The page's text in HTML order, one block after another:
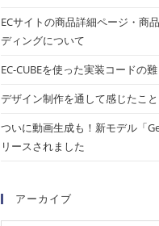
ECサイトの商品詳細ページ・商
ディングについて
EC-CUBEを使った実装コードの
デザイン制作を通して感じたこ
ついに動画生成も！新モデル「
リースされました
アーカイブ